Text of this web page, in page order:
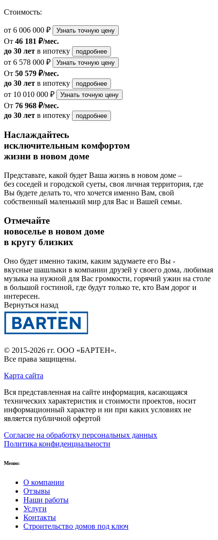
Стоимость:
от 6 006 000 ₽ Узнать точную цену
От 46 181 ₽/мес.
до 30 лет в ипотеку подробнее
от 6 578 000 ₽ Узнать точную цену
От 50 579 ₽/мес.
до 30 лет в ипотеку подробнее
от 10 010 000 ₽ Узнать точную цену
От 76 968 ₽/мес.
до 30 лет в ипотеку подробнее
Наслаждайтесь
исключительным комфортом
жизни в новом доме
Представьте, какой будет Ваша жизнь в новом доме –
без соседей и городской суеты, своя личная территория, где
Вы будете делать то, что хочется именно Вам, свой
собственный маленький мир для Вас и Вашей семьи.
Отмечайте
новоселье в новом доме
в кругу близких
Оно будет именно таким, каким задумаете его Вы -
вкусные шашлыки в компании друзей у своего дома, любимая
музыка на нужной для Вас громкости, горячий ужин на столе
в большой гостиной, где будут только те, кто Вам дорог и
интересен.
Вернуться назад
© 2015-2026 гг. ООО «БАРТЕН».
Все права защищены.
Карта сайта
Вся представленная на сайте информация, касающаяся
технических характеристик и стоимости проектов, носит
информационный характер и ни при каких условиях не
является публичной офертой
Согласие на обработку персональных данных
Политика конфиденциальности
Меню:
О компании
Отзывы
Наши работы
Услуги
Контакты
Строительство домов под ключ